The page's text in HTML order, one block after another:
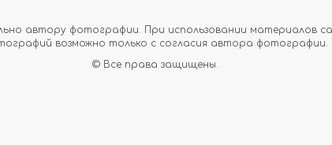
автору фотографии. При использовании материалов
возможно только с согласия автора фотографии.
© Все права защищены.